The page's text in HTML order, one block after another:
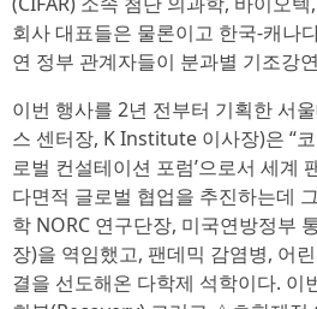
회사 대표들은 물론이고 한국-캐나
연 정부 관계자들이 분과별 기조강
이번 행사를 2년 전부터 기획한 서
스 센터장, K Institute 이사장)은 “
로벌 컨설테이션 포럼’으로서 세계
다면적 글로벌 협업을 추진하는데
학 NORC 연구단장, 미국연방정부
장)을 역임했고, 팬데믹 감염병, 어
결을 선도해온 다학제 석학이다.